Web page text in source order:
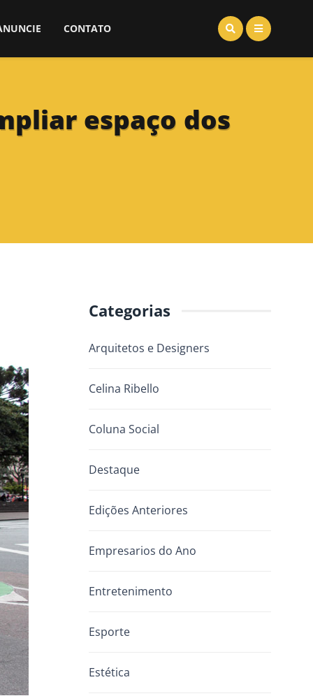
CONTATO
espaço dos
Categorias
Arquitetos e Designers
Celina Ribello
Coluna Social
Destaque
Edições Anteriores
Empresarios do Ano
Entretenimento
Esporte
Estética